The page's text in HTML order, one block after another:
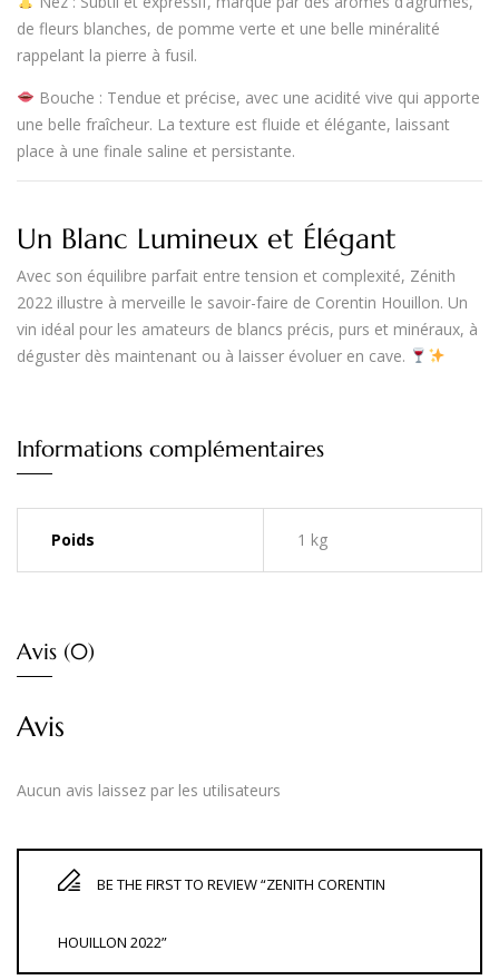
de fleurs blanches, de pomme verte et une belle minéralité
rappelant la pierre à fusil.
Bouche : Tendue et précise, avec une acidité vive qui apporte
une belle fraîcheur. La texture est fluide et élégante, laissant
place à une finale saline et persistante.
Un Blanc Lumineux et Élégant
Avec son équilibre parfait entre tension et complexité, Zénith
2022 illustre à merveille le savoir-faire de Corentin Houillon. Un
vin idéal pour les amateurs de blancs précis, purs et minéraux, à
déguster dès maintenant ou à laisser évoluer en cave.
Informations complémentaires
Poids 1 kg
Avis (0)
Avis
Aucun avis laissez par les utilisateurs
BE THE FIRST TO REVIEW “ZENITH CORENTIN
HOUILLON 2022”